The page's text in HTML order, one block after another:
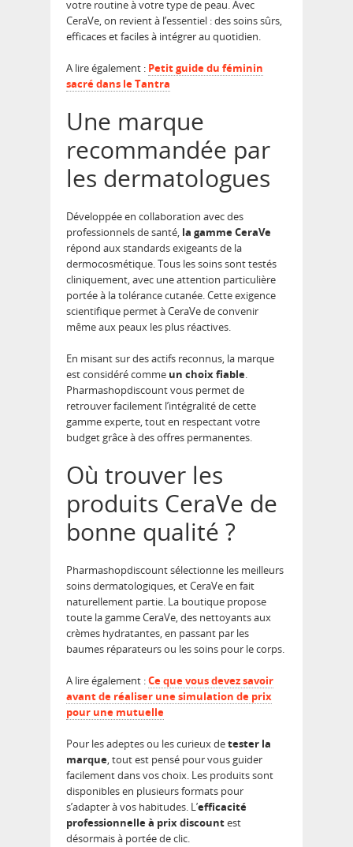
votre routine à votre type de peau. Avec
CeraVe, on revient à l’essentiel : des soins sûrs,
efficaces et faciles à intégrer au quotidien.
A lire également : Petit guide du féminin
sacré dans le Tantra
Une marque
recommandée par
les dermatologues
Développée en collaboration avec des
professionnels de santé, la gamme CeraVe
répond aux standards exigeants de la
dermocosmétique. Tous les soins sont testés
cliniquement, avec une attention particulière
portée à la tolérance cutanée. Cette exigence
scientifique permet à CeraVe de convenir
même aux peaux les plus réactives.
En misant sur des actifs reconnus, la marque
est considéré comme un choix fiable.
Pharmashopdiscount vous permet de
retrouver facilement l’intégralité de cette
gamme experte, tout en respectant votre
budget grâce à des offres permanentes.
Où trouver les
produits CeraVe de
bonne qualité ?
Pharmashopdiscount sélectionne les meilleurs
soins dermatologiques, et CeraVe en fait
naturellement partie. La boutique propose
toute la gamme CeraVe, des nettoyants aux
crèmes hydratantes, en passant par les
baumes réparateurs ou les soins pour le corps.
A lire également :Ce que vous devez savoir
avant de réaliser une simulation de prix
pour une mutuelle
Pour les adeptes ou les curieux detester la
marque, tout est pensé pour vous guider
facilement dans vos choix. Les produits sont
disponibles en plusieurs formats pour
s’adapter à vos habitudes. L’efficacité
professionnelle à prix discountest
désormais à portée de clic.